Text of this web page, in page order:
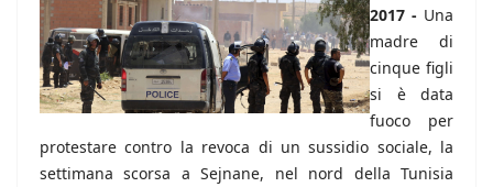
2017 - Una
madre di
cinque figli
si è data
fuoco per
protestare contro la revoca di un sussidio sociale, la
settimana scorsa a Sejnane, nel nord della Tunisia